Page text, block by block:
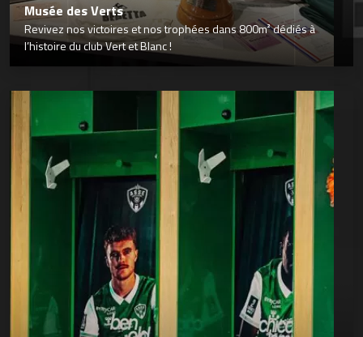
Musée des Verts
Revivez nos victoires et nos trophées dans 800m² dédiés à
l’histoire du club Vert et Blanc !